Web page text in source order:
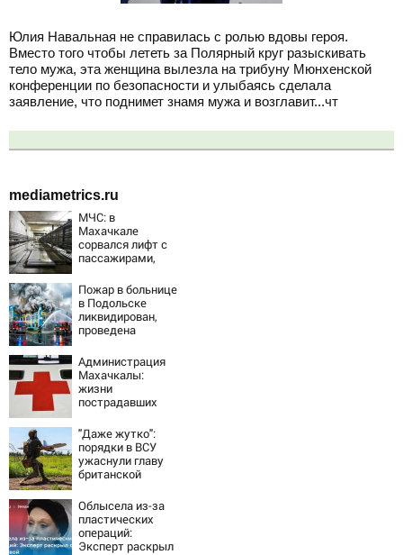
Юлия Навальная не справилась с ролью вдовы героя.
Вместо того чтобы лететь за Полярный круг разыскивать
тело мужа, эта женщина вылезла на трибуну Мюнхенской
конференции по безопасности и улыбаясь сделала
заявление, что поднимет знамя мужа и возглавит...чт
mediametrics.ru
МЧС: в
Махачкале
сорвался лифт с
пассажирами,
четыре человека
Пожар в больнице
в Подольске
ликвидирован,
проведена
Администрация
Махачкалы:
жизни
пострадавших
лифта ничто не
угрожает
"Даже жутко":
порядки в ВСУ
ужаснули главу
британской
Облысела из-за
пластических
операций:
Эксперт раскрыл